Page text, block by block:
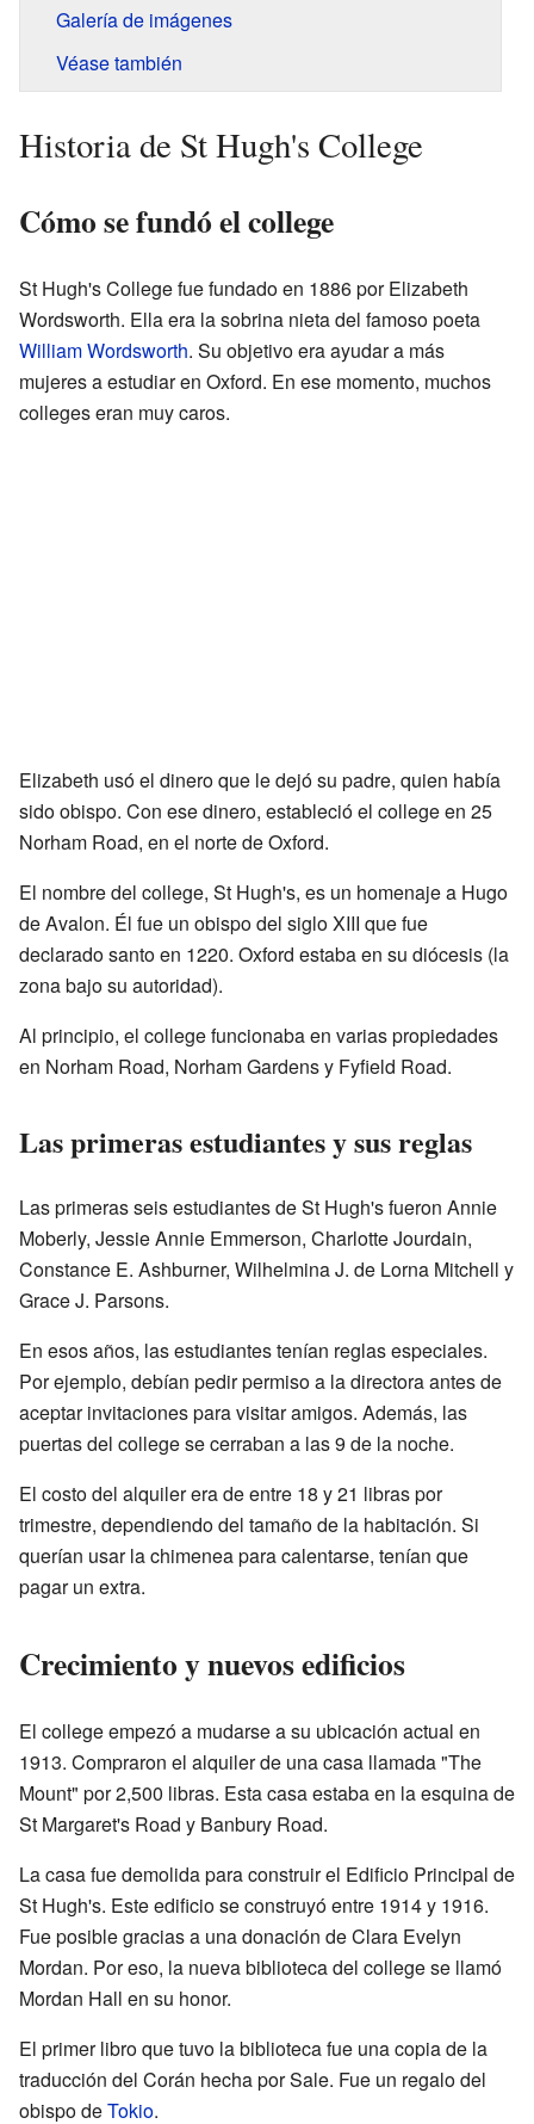
Galería de imágenes
Véase también
Historia de St Hugh's College
Cómo se fundó el college
St Hugh's College fue fundado en 1886 por Elizabeth
Wordsworth. Ella era la sobrina nieta del famoso poeta
William Wordsworth. Su objetivo era ayudar a más
mujeres a estudiar en Oxford. En ese momento, muchos
colleges eran muy caros.
Elizabeth usó el dinero que le dejó su padre, quien había
sido obispo. Con ese dinero, estableció el college en 25
Norham Road, en el norte de Oxford.
El nombre del college, St Hugh's, es un homenaje a Hugo
de Avalon. Él fue un obispo del siglo XIII que fue
declarado santo en 1220. Oxford estaba en su diócesis (la
zona bajo su autoridad).
Al principio, el college funcionaba en varias propiedades
en Norham Road, Norham Gardens y Fyfield Road.
Las primeras estudiantes y sus reglas
Las primeras seis estudiantes de St Hugh's fueron Annie
Moberly, Jessie Annie Emmerson, Charlotte Jourdain,
Constance E. Ashburner, Wilhelmina J. de Lorna Mitchell y
Grace J. Parsons.
En esos años, las estudiantes tenían reglas especiales.
Por ejemplo, debían pedir permiso a la directora antes de
aceptar invitaciones para visitar amigos. Además, las
puertas del college se cerraban a las 9 de la noche.
El costo del alquiler era de entre 18 y 21 libras por
trimestre, dependiendo del tamaño de la habitación. Si
querían usar la chimenea para calentarse, tenían que
pagar un extra.
Crecimiento y nuevos edificios
El college empezó a mudarse a su ubicación actual en
1913. Compraron el alquiler de una casa llamada "The
Mount" por 2,500 libras. Esta casa estaba en la esquina de
St Margaret's Road y Banbury Road.
La casa fue demolida para construir el Edificio Principal de
St Hugh's. Este edificio se construyó entre 1914 y 1916.
Fue posible gracias a una donación de Clara Evelyn
Mordan. Por eso, la nueva biblioteca del college se llamó
Mordan Hall en su honor.
El primer libro que tuvo la biblioteca fue una copia de la
traducción del Corán hecha por Sale. Fue un regalo del
obispo deTokio.